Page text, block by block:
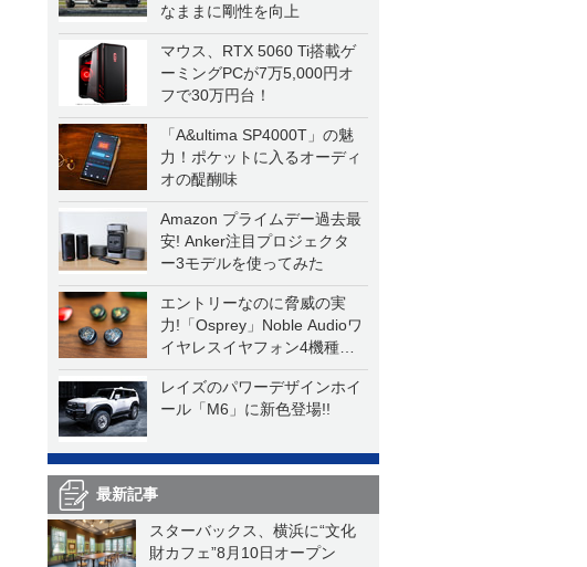
なままに剛性を向上
マウス、RTX 5060 Ti搭載ゲ
ーミングPCが7万5,000円オ
フで30万円台！
「A&ultima SP4000T」の魅
力！ポケットに入るオーディ
オの醍醐味
Amazon プライムデー過去最
安! Anker注目プロジェクタ
ー3モデルを使ってみた
エントリーなのに脅威の実
力!「Osprey」Noble Audioワ
イヤレスイヤフォン4機種を
一気に聴く
レイズのパワーデザインホイ
ール「M6」に新色登場!!
最新記事
スターバックス、横浜に“文化
財カフェ”8月10日オープン